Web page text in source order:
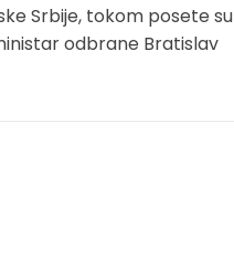
Srbije, tokom posete su
odbrane Bratislav